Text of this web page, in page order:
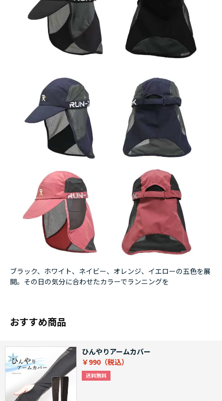
ブラック、ホワイト、ネイビー、オレンジ、イエローの五色を展
開。その日の気分に合わせたカラーでランニングを
おすすめ商品
ひんやりアームカバー
￥990